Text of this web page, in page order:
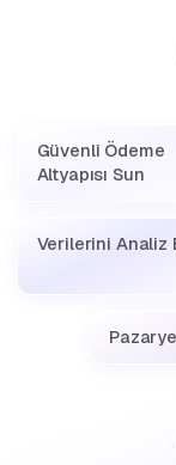
Güvenli Ödeme
Altyapısı Sun
Verilerini Analiz